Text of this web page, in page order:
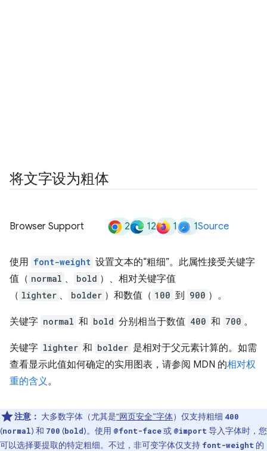
将文字设为粗体
Browser Support 2 12 1 1Source
使用 font-weight 设置文本的“粗细”。此属性接受关键字
值（ normal 、 bold ）、相对关键字值
（ lighter 、 bolder ）和数值（ 100 到 900 ）。
关键字 normal 和 bold 分别相当于数值 400 和 700 。
关键字 lighter 和 bolder 是相对于父元素计算的。如需
查看显示此值如何确定的实用图表，请参阅 MDN 的相对权
重的含义。
注意： 大多数字体（尤其是“网页安全”字体）仅支持粗细 400
(normal) 和 700 (bold)。使用 @font-face或 @import 导入字体时，您
可以选择要提取的特定粗细。不过，非可变字体仅支持 font-weight 的